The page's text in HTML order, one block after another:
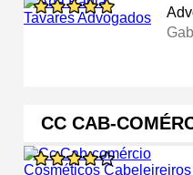
CC CAB-